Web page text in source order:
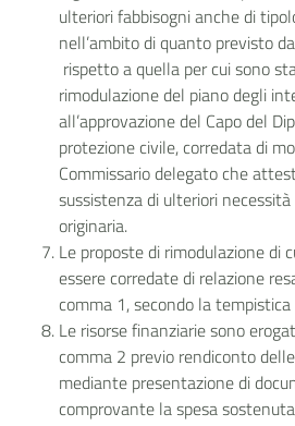
ulteriori fabbisogni anche di
nell’ambito di quanto previsto
rispetto a quella per cui sono
rimodulazione del piano degli
all’approvazione del Capo del
protezione civile, corredata di
Commissario delegato che
sussistenza di ulteriori
originaria.
Le proposte di rimodulazione di
essere corredate di relazione
comma 1, secondo la
Le risorse finanziarie sono
comma 2 previo rendiconto
mediante presentazione di
comprovante la spesa